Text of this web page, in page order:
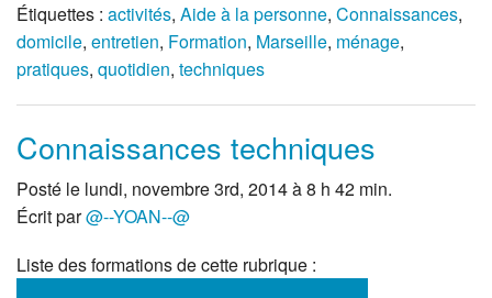
Étiquettes : activités, Aide à la personne, Connaissances,
domicile, entretien, Formation, Marseille, ménage,
pratiques, quotidien, techniques
Connaissances techniques
Posté le lundi, novembre 3rd, 2014 à 8 h 42 min.
Écrit par@--YOAN--@
Liste des formations de cette rubrique :